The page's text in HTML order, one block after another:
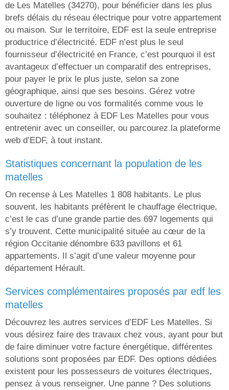
de Les Matelles (34270), pour bénéficier dans les plus
brefs délais du réseau électrique pour votre appartement
ou maison. Sur le territoire, EDF est la seule entreprise
productrice d’électricité. EDF n’est plus le seul
fournisseur d’électricité en France, c’est pourquoi il est
avantageux d’effectuer un comparatif des entreprises,
pour payer le prix le plus juste, selon sa zone
géographique, ainsi que ses besoins. Gérez votre
ouverture de ligne ou vos formalités comme vous le
souhaitez : téléphonez à EDF Les Matelles pour vous
entretenir avec un conseiller, ou parcourez la plateforme
web d’EDF, à tout instant.
statistiques concernant la population de les
matelles
On recense à Les Matelles 1 808 habitants. Le plus
souvent, les habitants préfèrent le chauffage électrique,
c’est le cas d’une grande partie des 697 logements qui
s’y trouvent. Cette municipalité située au cœur de la
région Occitanie dénombre 633 pavillons et 61
appartements. Il s’agit d’une valeur moyenne pour
département Hérault.
services complémentaires proposés par edf les
matelles
Découvrez les autres services d’EDF Les Matelles. Si
vous désirez faire des travaux chez vous, ayant pour but
de faire diminuer votre facture énergétique, différentes
solutions sont proposées par EDF. Des options dédiées
existent pour les possesseurs de voitures électriques,
pensez à vous renseigner. Une panne ? Des solutions